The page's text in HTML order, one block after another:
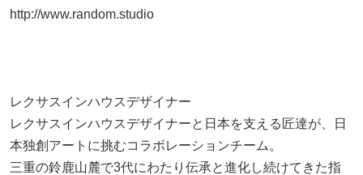
http://www.random.studio
レクサスインハウスデザイナー
レクサスインハウスデザイナーと日本を支える匠達が、日
本独創アートに挑むコラボレーションチーム。
三重の鈴鹿山麓で3代にわたり伝承と進化し続けてきた指